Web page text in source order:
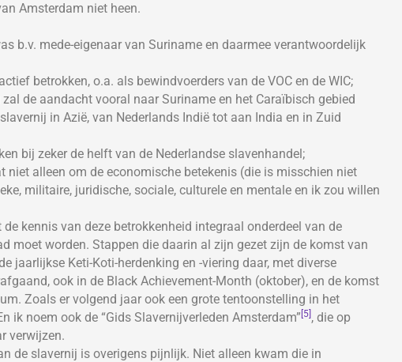
Amsterdam niet heen.
b.v. mede-eigenaar van Suriname en daarmee verantwoordelijk
betrokken, o.a. als bewindvoerders van de VOC en de WIC;
de aandacht vooral naar Suriname en het Caraïbisch gebied
in Azië, van Nederlands Indië tot aan India en in Zuid
bij zeker de helft van de Nederlandse slavenhandel;
niet alleen om de economische betekenis (die is misschien niet
militaire, juridische, sociale, culturele en mentale en ik zou willen
kennis van deze betrokkenheid integraal onderdeel van de
moet worden. Stappen die daarin al zijn gezet zijn de komst van
jaarlijkse Keti-Koti-herdenking en -viering daar, met diverse
ook in de Black Achievement-Month (oktober), en de komst
Zoals er volgend jaar ook een grote tentoonstelling in het
ik noem ook de “Gids Slavernijverleden Amsterdam” [5] , die op
verwijzen.
de slavernij is overigens pijnlijk. Niet alleen kwam die in